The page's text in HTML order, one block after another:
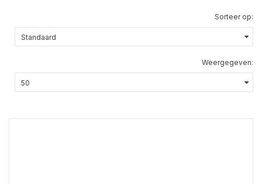
Sorteer op:
Weergegeven: